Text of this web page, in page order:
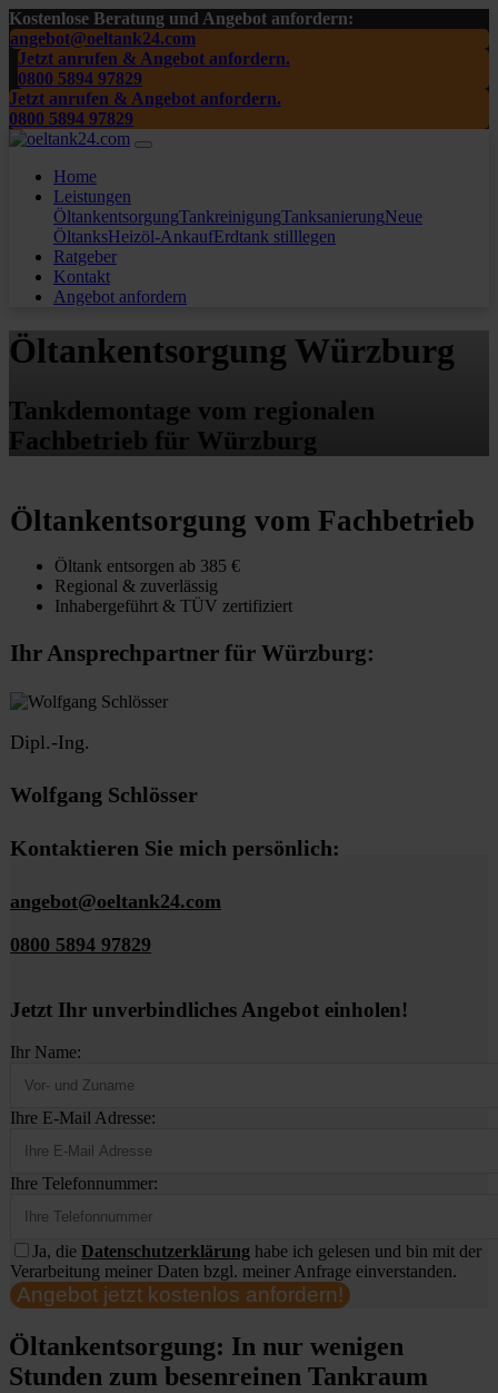
Kostenlose Beratung und Angebot anfordern:
angebot@oeltank24.com
Jetzt anrufen & Angebot anfordern.
0800 5894 97829
Jetzt anrufen & Angebot anfordern.
0800 5894 97829
Home
Leistungen
ÖltankentsorgungTankreinigungTanksanierungNeue
ÖltanksHeizöl-AnkaufErdtank stilllegen
Ratgeber
Kontakt
Angebot anfordern
Öltankentsorgung Würzburg
Tankdemontage vom regionalen
Fachbetrieb für Würzburg
Öltankentsorgung vom Fachbetrieb
Öltank entsorgen ab 385 €
Regional & zuverlässig
Inhabergeführt & TÜV zertifiziert
Ihr Ansprechpartner für Würzburg:
Dipl.-Ing.
Wolfgang Schlösser
Kontaktieren Sie mich persönlich:
angebot@oeltank24.com
0800 5894 97829
Jetzt Ihr unverbindliches Angebot einholen!
Ihr Name:
Ihre E-Mail Adresse:
Ihre Telefonnummer:
Ja, die Datenschutzerklärung habe ich gelesen und bin mit der
Verarbeitung meiner Daten bzgl. meiner Anfrage einverstanden.
Angebot jetzt kostenlos anfordern!
Öltankentsorgung: In nur wenigen
Stunden zum besenreinen Tankraum